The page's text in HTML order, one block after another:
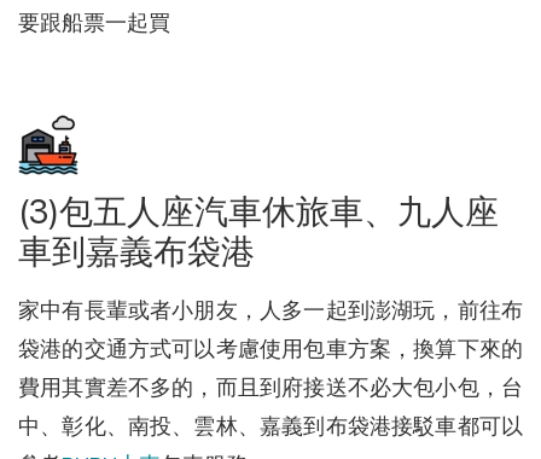
要跟船票一起買
(3)包五人座汽車休旅車、九人座
車到嘉義布袋港
家中有長輩或者小朋友，人多一起到澎湖玩，前往布
袋港的交通方式可以考慮使用包車方案，換算下來的
費用其實差不多的，而且到府接送不必大包小包，台
中、彰化、南投、雲林、嘉義到布袋港接駁車都可以